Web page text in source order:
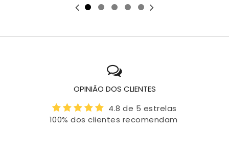
OPINIÃO DOS CLIENTES
4.8 de 5 estrelas
100% dos clientes recomendam